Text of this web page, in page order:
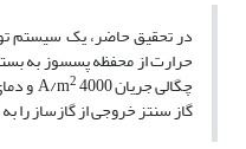
در تحقیق حاضر، یک سیستم
حرارت از محفظه پس­سوز به
چگالی جریان A/m 2
گاز سنتز خروجی از گازساز